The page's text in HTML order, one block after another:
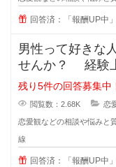
回答済：「報酬UP中
男性って好きな
せんか？ 経験
いのですが... な
残り5件の回答募集中
閲覧数：2.68K 恋
恋愛観などの相談や悩みと
線
回答済：「報酬UP中